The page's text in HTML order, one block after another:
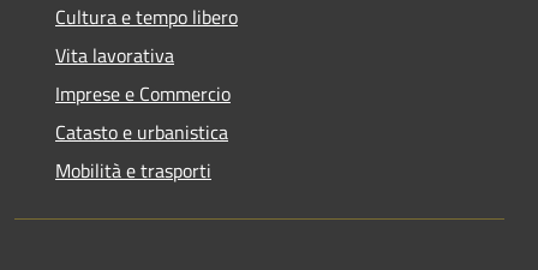
Cultura e tempo libero
Vita lavorativa
Imprese e Commercio
Catasto e urbanistica
Mobilità e trasporti